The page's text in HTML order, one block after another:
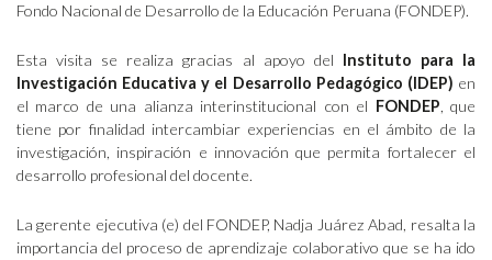
Fondo Nacional de Desarrollo de la Educación Peruana (FONDEP).
Esta visita se realiza gracias al apoyo del Instituto para la
Investigación Educativa y el Desarrollo Pedagógico (IDEP) en
el marco de una alianza interinstitucional con el FONDEP , que
tiene por finalidad intercambiar experiencias en el ámbito de la
investigación, inspiración e innovación que permita fortalecer el
desarrollo profesional del docente.
La gerente ejecutiva (e) del FONDEP, Nadja Juárez Abad, resalta la
importancia del proceso de aprendizaje colaborativo que se ha ido